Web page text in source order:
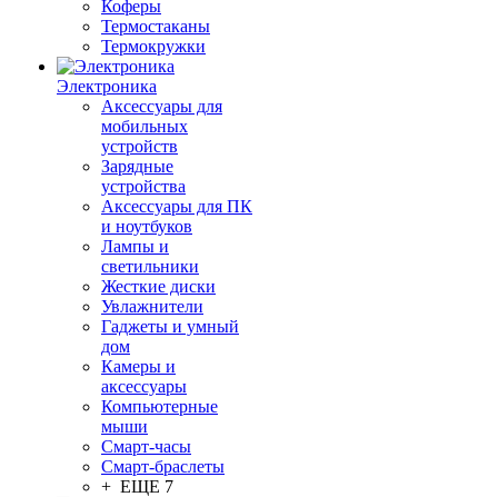
Коферы
Термостаканы
Термокружки
Электроника
Аксессуары для
мобильных
устройств
Зарядные
устройства
Аксессуары для ПК
и ноутбуков
Лампы и
светильники
Жесткие диски
Увлажнители
Гаджеты и умный
дом
Камеры и
аксессуары
Компьютерные
мыши
Смарт-часы
Смарт-браслеты
+ ЕЩЕ 7